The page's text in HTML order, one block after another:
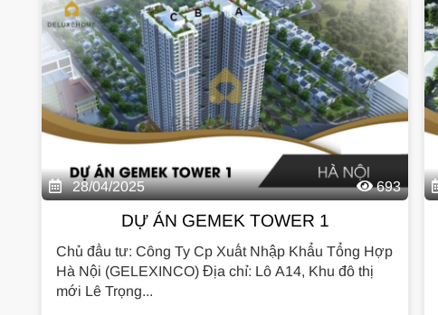
28/04/2025 693
DỰ ÁN GEMEK TOWER 1
Chủ đầu tư: Công Ty Cp Xuất Nhập Khẩu Tổng Hợp
Hà Nội (GELEXINCO) Địa chỉ: Lô A14, Khu đô thị
mới Lê Trọng...